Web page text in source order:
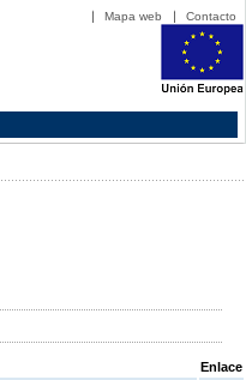
Mapa web Contacto
Enlace